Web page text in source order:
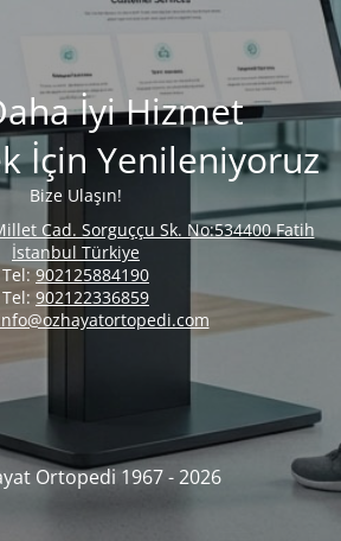
İyi Hizmet
İçin Yenileniyoruz
Bize Ulaşın!
Cad. Sorguççu Sk. No:534400 Fatih
İstanbul Türkiye
Tel:902125884190
Tel: 902122336859
Ortopedi 1967 - 2026